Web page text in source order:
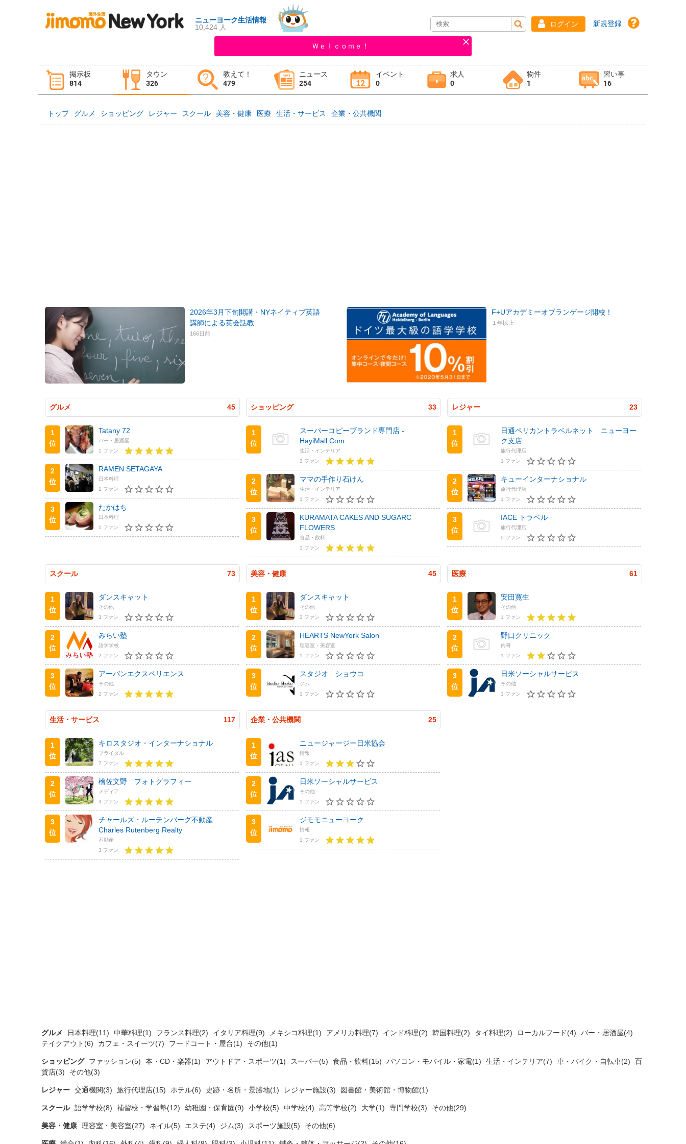
ニューヨーク生活情報
10,424 人
ログイン 新規登録
Ｗｅｌｃｏｍｅ！
掲示板
814
タウン
326
教えて！
479
ニュース
254
イベント
0
求人
0
物件
1
習い事
16
タウン情報 教えて！
イベント 求人
トップ グルメ ショッピング レジャー スクール 美容・健康 医療 生活・サービス 企業・公共機関
2026年3月下旬開講・NYネイティブ英語
講師による英会話教
166日前
F+Uアカデミーオブランゲージ開校！
１年以上
グルメ 45
1
位
Tatany 72
バー・居酒屋
1 ファン
2
位
RAMEN SETAGAYA
日本料理
1 ファン
3
位
たかはち
日本料理
1 ファン
ショッピング 33
1
位
スーパーコピーブランド専門店 -
HayiMall.Com
生活・インテリア
3 ファン
2
位
ママの手作り石けん
生活・インテリア
1 ファン
3
位
KURAMATA CAKES AND SUGARC
FLOWERS
食品・飲料
1 ファン
レジャー 23
1
位
日通ペリカントラベルネット ニューヨー
ク支店
旅行代理店
1 ファン
2
位
キューインターナショナル
旅行代理店
1 ファン
3
位
IACE トラベル
旅行代理店
0 ファン
スクール 73
1
位
ダンスキャット
その他
3 ファン
2
位
みらい塾
語学学校
2 ファン
3
位
アーバンエクスペリエンス
その他
2 ファン
美容・健康 45
1
位
ダンスキャット
その他
3 ファン
2
位
HEARTS NewYork Salon
理容室・美容室
1 ファン
3
位
スタジオ ショウコ
ジム
1 ファン
医療 61
1
位
安田寛生
その他
1 ファン
2
位
野口クリニック
内科
1 ファン
3
位
日米ソーシャルサービス
その他
1 ファン
生活・サービス 117
1
位
キロスタジオ・インターナショナル
ブライダル
7 ファン
2
位
檜佐文野 フォトグラフィー
メディア
3 ファン
3
位
チャールズ・ルーテンバーグ不動産
Charles Rutenberg Realty
不動産
3 ファン
企業・公共機関 25
1
位
ニュージャージー日米協会
情報
1 ファン
2
位
日米ソーシャルサービス
その他
1 ファン
3
位
ジモモニューヨーク
情報
1 ファン
グルメ 日本料理(11) 中華料理(1) フランス料理(2) イタリア料理(9) メキシコ料理(1) アメリカ料理(7) インド料理(2) 韓国料理(2) タイ料理(2) ローカルフード(4)
バー・居酒屋(4)
テイクアウト(6)
カフェ・スイーツ(7) フードコート・屋台(1) その他(1)
ショッピング ファッション(5) 本・CD・楽器(1) アウトドア・スポーツ(1) スーパー(5) 食品・飲料(15) パソコン・モバイル・家電(1) 生活・インテリア(7) 車・バイク・自転車(2)
百
貨店(3)
その他(3)
レジャー 交通機関(3) 旅行代理店(15) ホテル(6) 史跡・名所・景勝地(1) レジャー施設(3) 図書館・美術館・博物館(1)
スクール 語学学校(8) 補習校・学習塾(12) 幼稚園・保育園(9) 小学校(5) 中学校(4) 高等学校(2) 大学(1) 専門学校(3) その他(29)
美容・健康 理容室・美容室(27) ネイル(5) エステ(4) ジム(3) スポーツ施設(5) その他(6)